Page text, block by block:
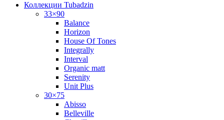
Коллекции Tubadzin
33×90
Balance
Horizon
House Of Tones
Integrally
Interval
Organic matt
Serenity
Unit Plus
30×75
Abisso
Belleville